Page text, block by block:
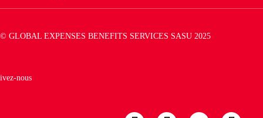
© GLOBAL EXPENSES BENEFITS SERVICES SASU 2025
nous